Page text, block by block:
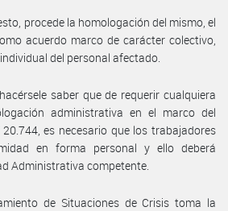
procede la homologación del mismo, el
acuerdo marco de carácter colectivo,
del personal afectado.
saber que de requerir cualquiera
administrativa en el marco del
es necesario que los trabajadores
en forma personal y ello deberá
Administrativa competente.
de Situaciones de Crisis toma la